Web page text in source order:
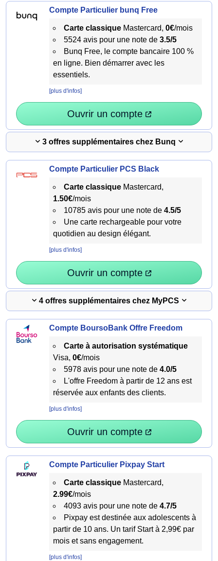
Compte Particulier bunq Free
Carte classiqueMastercard, 0€/mois
5524 avis pour une note de 3.5/5
Bunq Free, le compte bancaire 100 %
en ligne. Bien démarrer avec les
essentiels.
[plus d'infos]
Ouvrir un compte
3 offres supplémentaires chez Bunq
Compte Particulier PCS Black
Carte classiqueMastercard,
1.50€/mois
10785 avis pour une note de 4.5/5
Une carte rechargeable pour votre
quotidien au design élégant.
[plus d'infos]
Ouvrir un compte
4 offres supplémentaires chez MyPCS
Compte BoursoBank Offre Freedom
Carte à autorisation systématique
Visa, 0€/mois
5978 avis pour une note de 4.0/5
L'offre Freedom à partir de 12 ans est
réservée aux enfants des clients.
[plus d'infos]
Ouvrir un compte
Compte Particulier Pixpay Start
Carte classiqueMastercard,
2.99€/mois
4093 avis pour une note de 4.7/5
Pixpay est destinée aux adolescents à
partir de 10 ans. Un tarif Start à 2,99€ par
mois et sans engagement.
[plus d'infos]